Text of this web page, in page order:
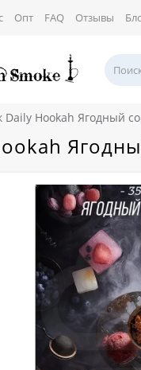
Опт FAQ Отзывы
Daily Hookah Ягодный